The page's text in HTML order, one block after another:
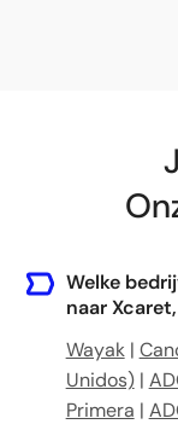
Welke
naar
Wayak|
Unidos)|
Primera |